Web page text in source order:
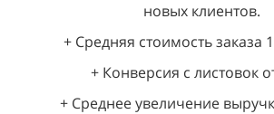
новых клиентов.
+ Средняя стоимость заказа
+ Конверсия с листовок
+ Среднее увеличение